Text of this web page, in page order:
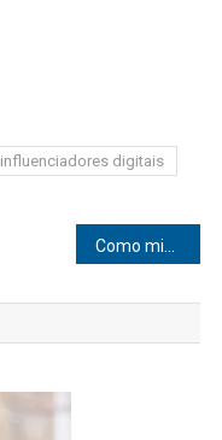
influenciadores digitais
Como minimizar o envelhecimento precoce das mãos